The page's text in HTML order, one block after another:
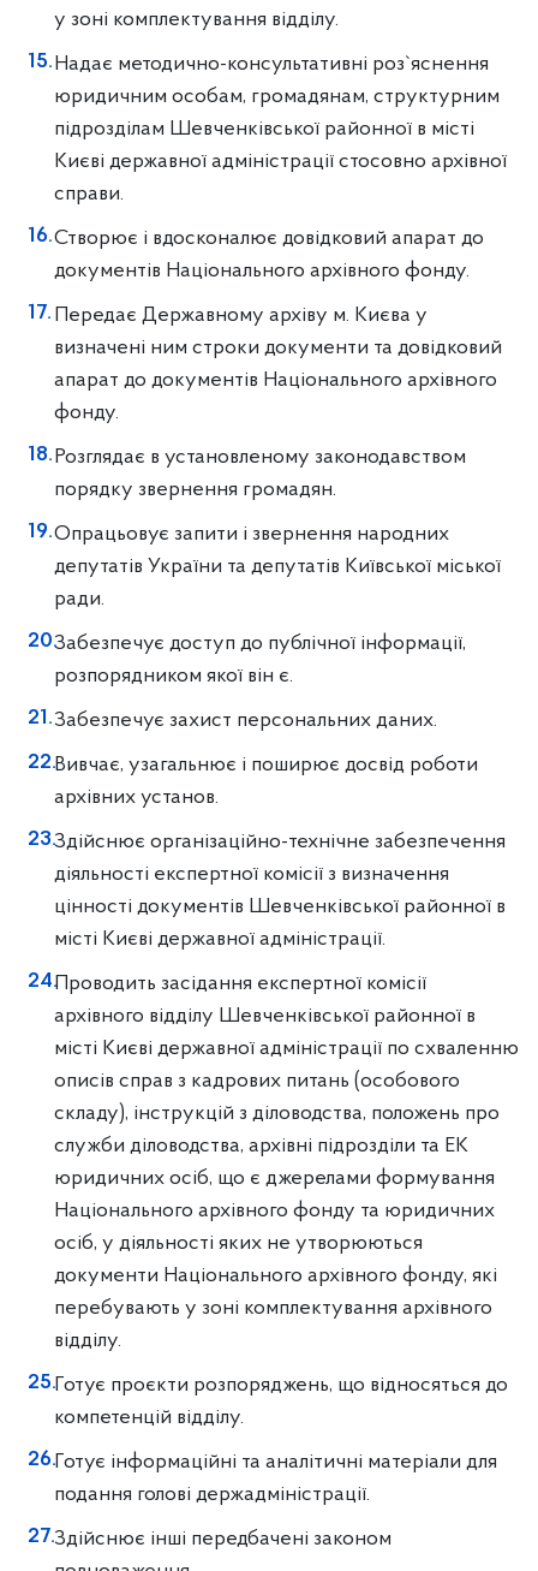
у зоні комплектування відділу.
Надає методично-консультативні роз`яснення
юридичним особам, громадянам, структурним
підрозділам Шевченківської районної в місті
Києві державної адміністрації стосовно архівної
справи.
Створює і вдосконалює довідковий апарат до
документів Національного архівного фонду.
Передає Державному архіву м. Києва у
визначені ним строки документи та довідковий
апарат до документів Національного архівного
фонду.
Розглядає в установленому законодавством
порядку звернення громадян.
Опрацьовує запити і звернення народних
депутатів України та депутатів Київської міської
ради.
Забезпечує доступ до публічної інформації,
розпорядником якої він є.
Забезпечує захист персональних даних.
Вивчає, узагальнює і поширює досвід роботи
архівних установ.
Здійснює організаційно-технічне забезпечення
діяльності експертної комісії з визначення
цінності документів Шевченківської районної в
місті Києві державної адміністрації.
Проводить засідання експертної комісії
архівного відділу Шевченківської районної в
місті Києві державної адміністрації по схваленню
описів справ з кадрових питань (особового
складу), інструкцій з діловодства, положень про
служби діловодства, архівні підрозділи та ЕК
юридичних осіб, що є джерелами формування
Національного архівного фонду та юридичних
осіб, у діяльності яких не утворюються
документи Національного архівного фонду, які
перебувають у зоні комплектування архівного
відділу.
Готує проєкти розпоряджень, що відносяться до
компетенцій відділу.
Готує інформаційні та аналітичні матеріали для
подання голові держадміністрації.
Здійснює інші передбачені законом